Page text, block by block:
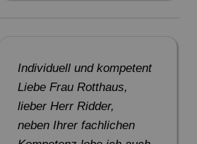
Individuell und kompetent
Liebe Frau Rotthaus,
lieber Herr Ridder,
neben Ihrer fachlichen